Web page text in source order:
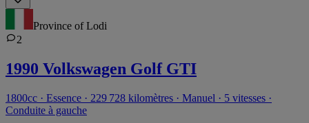
Province of Lodi
2
1990 Volkswagen Golf GTI
1800cc · Essence · 229 728 kilomètres · Manuel · 5 vitesses ·
Conduite à gauche